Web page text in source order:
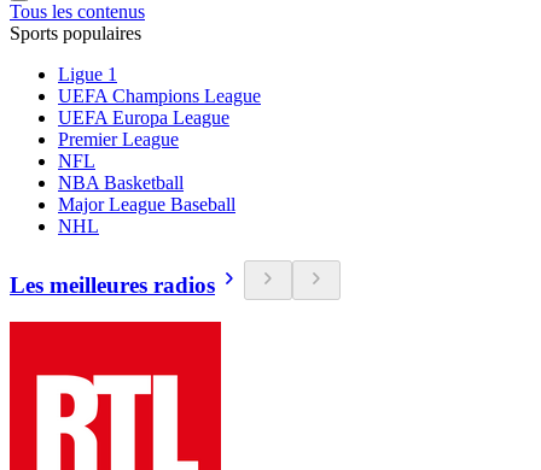
Tous les contenus
Sports populaires
Ligue 1
UEFA Champions League
UEFA Europa League
Premier League
NFL
NBA Basketball
Major League Baseball
NHL
Les meilleures radios